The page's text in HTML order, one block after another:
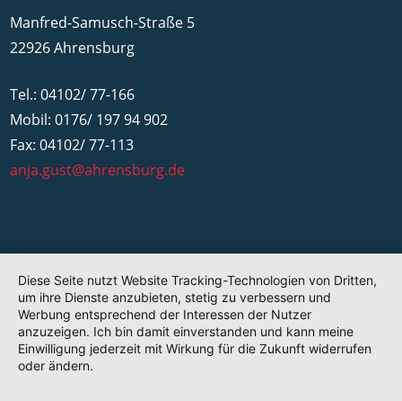
Manfred-Samusch-Straße 5
22926 Ahrensburg
Tel.: 04102/ 77-166
Mobil: 0176/ 197 94 902
Fax: 04102/ 77-113
anja.gust@ahrensburg.de
Diese Seite nutzt Website Tracking-Technologien von Dritten,
um ihre Dienste anzubieten, stetig zu verbessern und
Werbung entsprechend der Interessen der Nutzer
anzuzeigen. Ich bin damit einverstanden und kann meine
Einwilligung jederzeit mit Wirkung für die Zukunft widerrufen
oder ändern.